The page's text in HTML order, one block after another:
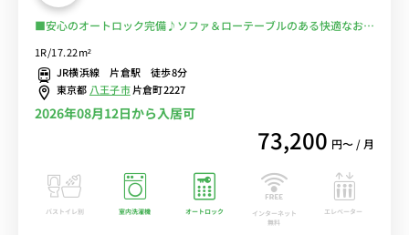
■安心のオートロック完備♪ソファ＆ローテーブルのある快適なお部
跡公園や片倉つどいの森公園など自然が多いのも魅力的/コンビニ至
近/駅前にスーパーあり■選べるWi-Fi格安レンタル中！
1R/17.22m²
JR横浜線 片倉駅 徒歩8分
東京都 八王子市片倉町2227
2026年08月12日から入居可
73,200 円〜 / 月
バストイレ別 室内洗濯機 オートロック
インターネット
無料
エレベーター